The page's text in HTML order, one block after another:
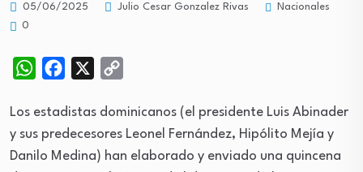
05/06/2025 Julio Cesar Gonzalez Rivas
Nacionales
0
WhatsAppFacebook
Los estadistas dominicanos (el presidente Luis Abinader
y sus predecesores Leonel Fernández, Hipólito Mejía y
Danilo Medina) han elaborado y enviado una quincena